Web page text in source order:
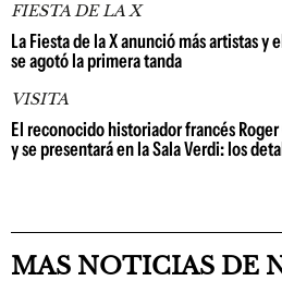
FIESTA DE LA X
La Fiesta de la X anunció más artistas y
se agotó la primera tanda
VISITA
El reconocido historiador francés
y se presentará en la Sala Verdi: los
MAS NOTICIAS DE